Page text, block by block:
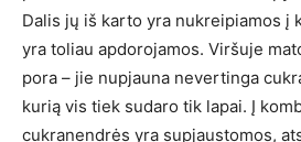
Dalis jų iš karto yra nukreipiamos į
yra toliau apdorojamos. Viršuje
pora – jie nupjauna nevertinga
kurią vis tiek sudaro tik lapai. Į
cukranendrės yra supjaustomos,